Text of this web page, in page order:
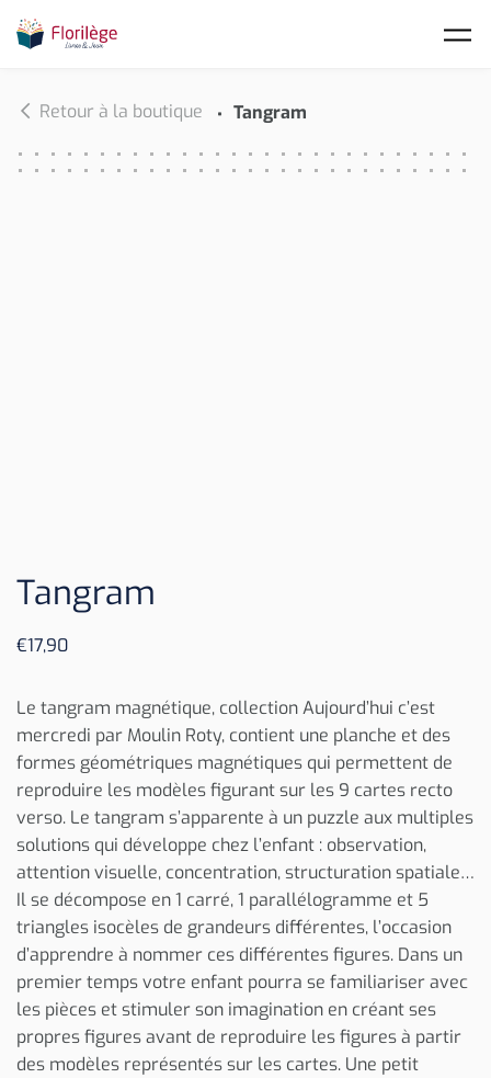
Retour à la boutique Tangram
Tangram
€17,90
Le tangram magnétique, collection Aujourd’hui c’est
mercredi par Moulin Roty, contient une planche et des
formes géométriques magnétiques qui permettent de
reproduire les modèles figurant sur les 9 cartes recto
verso. Le tangram s’apparente à un puzzle aux multiples
solutions qui développe chez l’enfant : observation,
attention visuelle, concentration, structuration spatiale…
Il se décompose en 1 carré, 1 parallélogramme et 5
triangles isocèles de grandeurs différentes, l’occasion
d’apprendre à nommer ces différentes figures. Dans un
premier temps votre enfant pourra se familiariser avec
les pièces et stimuler son imagination en créant ses
propres figures avant de reproduire les figures à partir
des modèles représentés sur les cartes. Une petit